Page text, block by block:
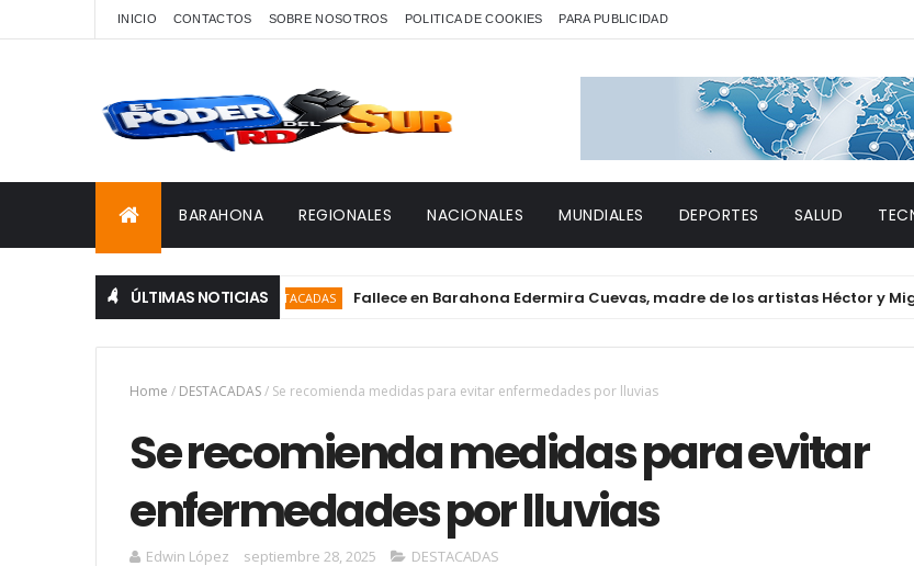
INICIO CONTACTOS SOBRE NOSOTROS POLITICA DE COOKIES PARA PUBLICIDAD
BARAHONA REGIONALES NACIONALES MUNDIALES DEPORTES SALUD
ÚLTIMAS NOTICIAS
DESTACADAS Fallece en Barahona Edermira Cuevas, madre de los artistas Héctor y
Home / DESTACADAS/ Se recomienda medidas para evitar enfermedades por lluvias
Se recomienda medidas para evitar
enfermedades por lluvias
Edwin López septiembre 28, 2025 DESTACADAS